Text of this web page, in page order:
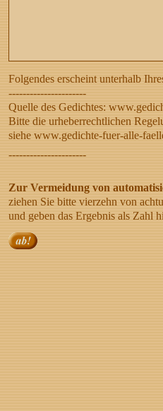
Folgendes erscheint unterhalb
----------------------
Quelle des Gedichtes:
Bitte die urheberrechtlichen
siehe www.gedichte-fuer-alle-
----------------------
Zur Vermeidung von
ziehen Sie bitte vierzehn von
und geben das Ergebnis als Zahl